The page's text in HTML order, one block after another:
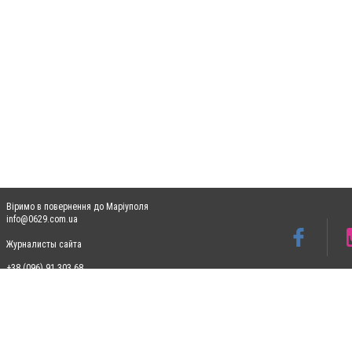
Віримо в повернення до Маріуполя
info@0629.com.ua
Журналисты сайта
+38 (096) 91 303 68